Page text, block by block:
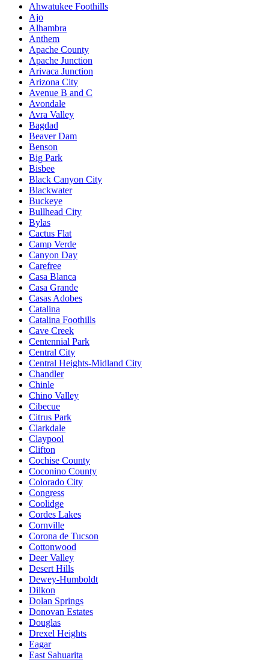
Ahwatukee Foothills
Ajo
Alhambra
Anthem
Apache County
Apache Junction
Arivaca Junction
Arizona City
Avenue B and C
Avondale
Avra Valley
Bagdad
Beaver Dam
Benson
Big Park
Bisbee
Black Canyon City
Blackwater
Buckeye
Bullhead City
Bylas
Cactus Flat
Camp Verde
Canyon Day
Carefree
Casa Blanca
Casa Grande
Casas Adobes
Catalina
Catalina Foothills
Cave Creek
Centennial Park
Central City
Central Heights-Midland City
Chandler
Chinle
Chino Valley
Cibecue
Citrus Park
Clarkdale
Claypool
Clifton
Cochise County
Coconino County
Colorado City
Congress
Coolidge
Cordes Lakes
Cornville
Corona de Tucson
Cottonwood
Deer Valley
Desert Hills
Dewey-Humboldt
Dilkon
Dolan Springs
Donovan Estates
Douglas
Drexel Heights
Eagar
East Sahuarita